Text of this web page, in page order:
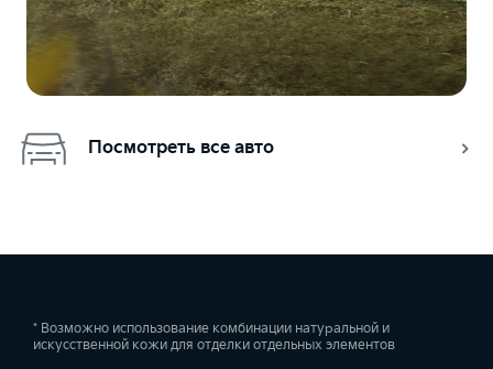
Посмотреть все авто
* Возможно использование комбинации натуральной и
искусственной кожи для отделки отдельных элементов